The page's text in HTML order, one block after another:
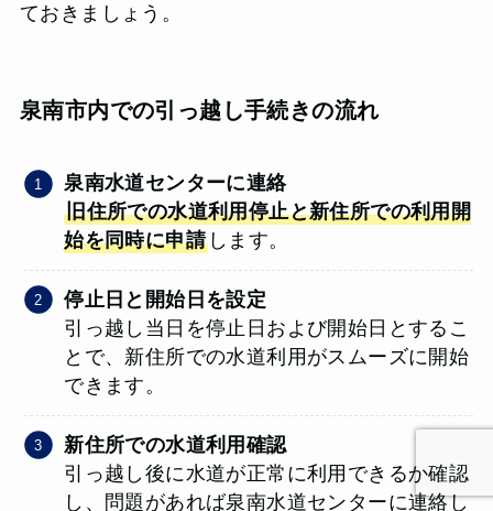
ておきましょう。
泉南市内での引っ越し手続きの流れ
泉南水道センターに連絡
旧住所での水道利用停止と新住所での利用開
始を同時に申請 します。
停止日と開始日を設定
引っ越し当日を停止日および開始日とするこ
とで、新住所での水道利用がスムーズに開始
できます。
新住所での水道利用確認
引っ越し後に水道が正常に利用できるか確認
し、問題があれば泉南水道センターに連絡し